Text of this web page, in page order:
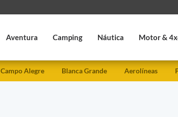
Aventura Camping Náutica Motor &
Alegre Blanca Grande Aerolíneas